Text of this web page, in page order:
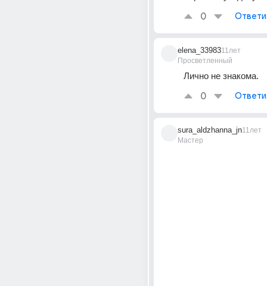
0
elena_33983
Просветленный
11лет
Лично не знакома.
0
sura_aldzhanna_jn
Мастер
11лет